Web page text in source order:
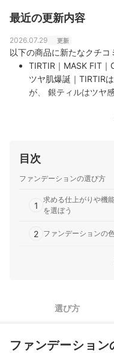
最近の更新内容
2026.07.29 更新
以下の商品に新たなクチコ
TIRTIR｜MASK FIT｜
ツヤ肌爆誕｜TIRTIR
が、 銀ティルはツヤ
目次
ファンデーションの選び方
1
求める仕上がりや機
を選ぼう
2 ファンデーションの
日焼けによるシミ・
ファンデーションを
売れ筋の人気30代向けファ
選び方
ファンデーション